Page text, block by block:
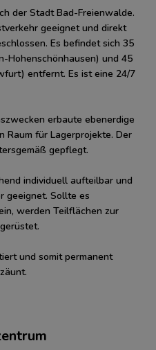
der Stadt Bad-Freienwalde.
geeignet und direkt
Es befindet sich 35
Hohenschönhausen) und 45
entfernt. Es ist eine 24/7
erbaute ebenerdige
für Lagerprojekte. Der
gepflegt.
individuell aufteilbar und
geeignet. Sollte es
werden Teilflächen zur
und somit permanent